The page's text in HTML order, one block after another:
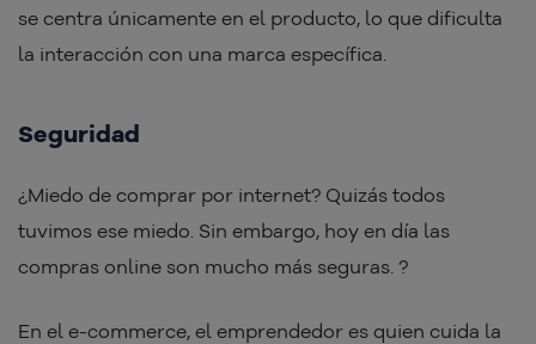
se centra únicamente en el producto, lo que dificulta
la interacción con una marca específica.
Seguridad
¿Miedo de comprar por internet? Quizás todos
tuvimos ese miedo. Sin embargo, hoy en día las
compras online son mucho más seguras. ?
En el e-commerce, el emprendedor es quien cuida la